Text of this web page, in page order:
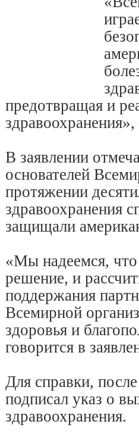
предотвращая и
В заявлении
основателей
протяжении
здравоохранения
защищали
«Мы надеемся,
решение, и
поддержания
Всемирной
здоровья и
говорится в
Для справки,
подписал указ о
здравоохранения.